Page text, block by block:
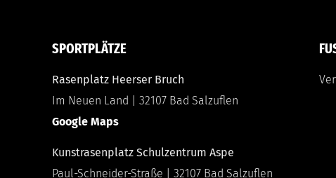
SPORTPLÄTZE
Rasenplatz Heerser Bruch
Im Neuen Land | 32107 Bad Salzuflen
Google Maps
Kunstrasenplatz Schulzentrum Aspe
Paul-Schneider-Straße | 32107 Bad Salzuflen